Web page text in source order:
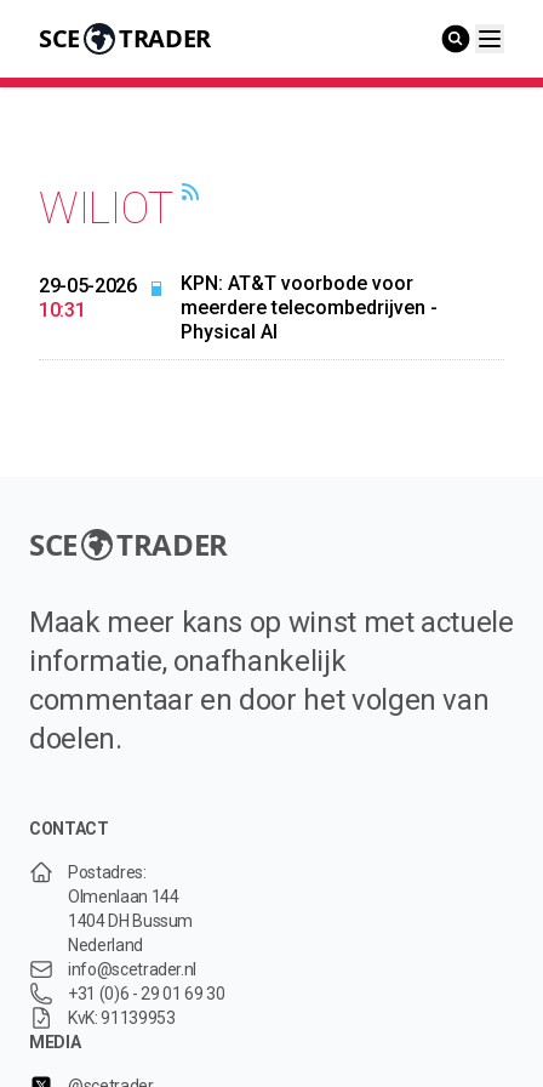
SCE TRADER
WILIOT
29-05-2026
10:31
KPN: AT&T voorbode voor
meerdere telecombedrijven -
Physical AI
SCE TRADER
Maak meer kans op winst met actuele
informatie, onafhankelijk
commentaar en door het volgen van
doelen.
CONTACT
Postadres:
Olmenlaan 144
1404 DH Bussum
Nederland
info@scetrader.nl
+31 (0)6 - 29 01 69 30
KvK: 91139953
MEDIA